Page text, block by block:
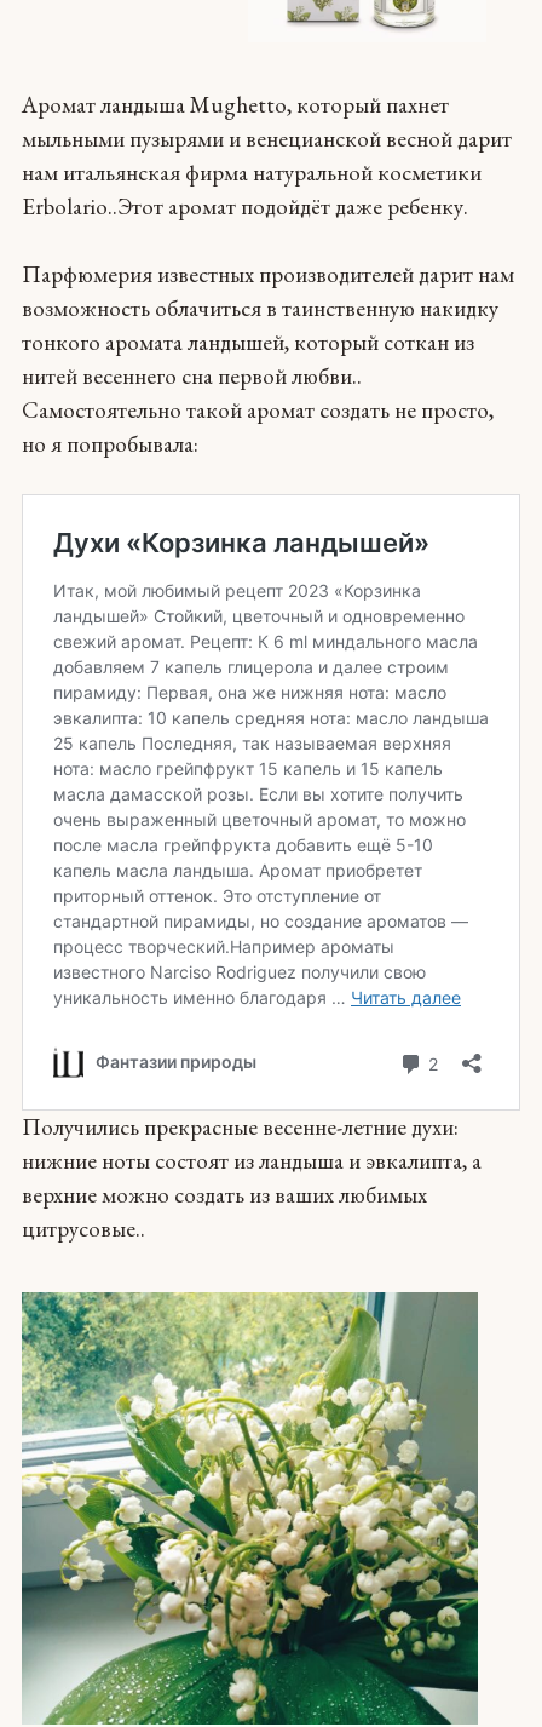
Аромат ландыша Mughetto, который пахнет
мыльными пузырями и венецианской весной дарит
нам итальянская фирма натуральной косметики
Erbolario..Этот аромат подойдёт даже ребенку.
Парфюмерия известных производителей дарит нам
возможность облачиться в таинственную накидку
тонкого аромата ландышей, который соткан из
нитей весеннего сна первой любви..
Самостоятельно такой аромат создать не просто,
но я попробывала:
Получились прекрасные весенне-летние духи:
нижние ноты состоят из ландыша и эвкалипта, а
верхние можно создать из ваших любимых
цитрусовые..